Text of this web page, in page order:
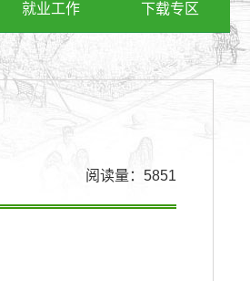
就业工作 下载专区
阅读量： 5851